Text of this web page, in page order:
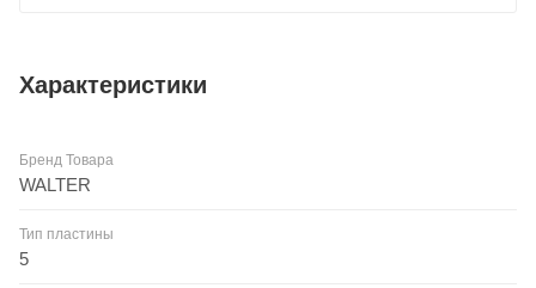
Характеристики
Бренд Товара
WALTER
Тип пластины
5